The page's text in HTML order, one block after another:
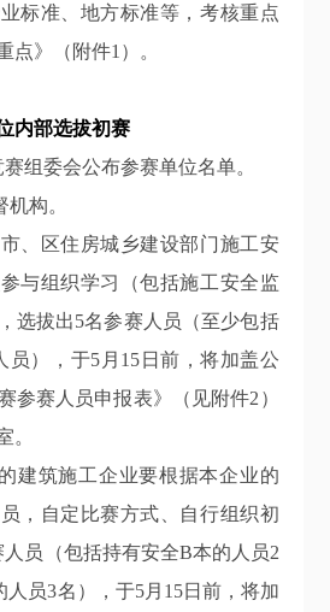
标准、地方标准等，考核重点
点》（附件1）。
内部选拔初赛
组委会公布参赛单位名单。
机构。
区住房城乡建设部门施工安
与组织学习（包括施工安全监
选拔出5名参赛人员（至少包括
员），于5月15日前，将加盖公
参赛人员申报表》（见附件2）
。
建筑施工企业要根据本企业的
，自定比赛方式、自行组织初
人员 （包括持有安全B本的人员2
人员3名 ） ，于5月15日前，将加